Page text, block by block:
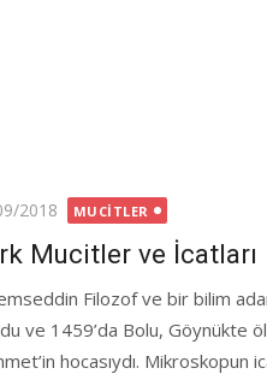
2018 MUCITLER
Mucitler ve İcatları
Filozof ve bir bilim
ve 1459’da Bolu, Göynükte
hocasıydı. Mikroskopun